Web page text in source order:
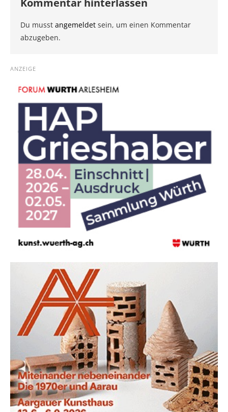
Du musst angemeldet sein, um einen Kommentar
abzugeben.
ANZEIGE